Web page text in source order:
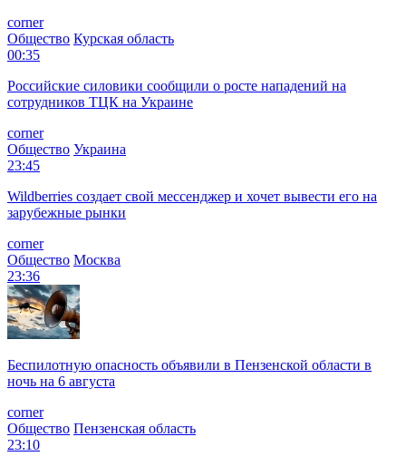
corner
Общество Курская область
00:35
Российские силовики сообщили о росте нападений на
сотрудников ТЦК на Украине
corner
Общество Украина
23:45
Wildberries создает свой мессенджер и хочет вывести его на
зарубежные рынки
corner
Общество Москва
23:36
Беспилотную опасность объявили в Пензенской области в
ночь на 6 августа
corner
Общество Пензенская область
23:10